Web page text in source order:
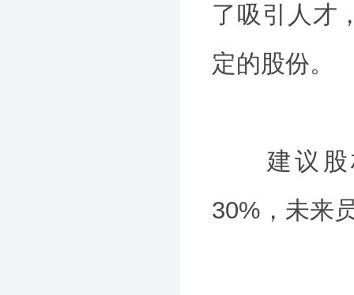
了吸引人才
定的股份。
建议股权
30%，未来